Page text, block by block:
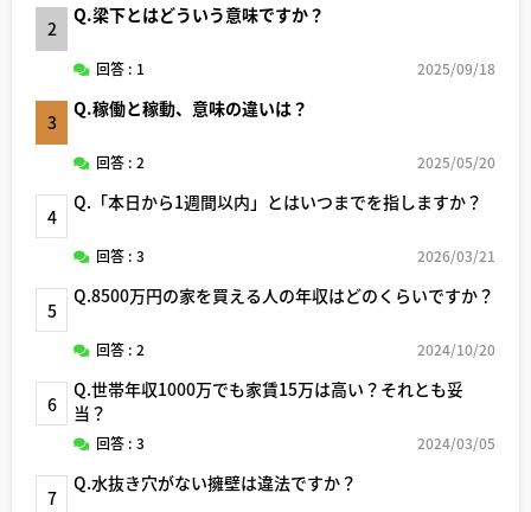
2
Q.梁下とはどういう意味ですか？
回答 : 1 2025/09/18
3
Q.稼働と稼動、意味の違いは？
回答 : 2 2025/05/20
4
Q.「本日から1週間以内」とはいつまでを指しますか？
回答 : 3 2026/03/21
5
Q.8500万円の家を買える人の年収はどのくらいですか？
回答 : 2 2024/10/20
6
Q.世帯年収1000万でも家賃15万は高い？それとも妥
当？
回答 : 3 2024/03/05
7
Q.水抜き穴がない擁壁は違法ですか？